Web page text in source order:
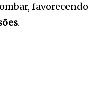
favorecendo
.